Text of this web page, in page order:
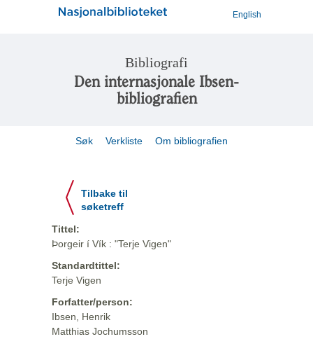
English
Bibliografi
Den internasjonale Ibsen-
bibliografien
Søk Verkliste Om bibliografien
Tilbake til
søketreff
Tittel:
Þorgeir í Vík : "Terje Vigen"
Standardtittel:
Terje Vigen
Forfatter/person:
Ibsen, Henrik
Matthias Jochumsson